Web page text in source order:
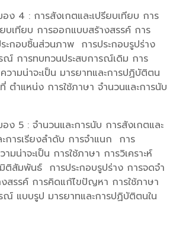
ง 4 : การสังเกตและเปรียบเทียบ การ
บเทียบ การออกแบบสร้างสรรค์ การ
ะกอบชิ้นส่วนภาพ การประกอบรูปร่าง
ณ์ การทบทวนประสบการณ์เดิม การ
วามน่าจะเป็น มารยาทและการปฏิบัติตน
ตำแหน่ง การใช้ภาษา จำนวนและการนับ
ง 5 : จำนวนและการนับ การสังเกตและ
การเรียงลำดับ การจำแนก การ
มน่าจะเป็น การใช้ภาษา การวิเคราะห์
ติสัมพันธ์ การประกอบรูปร่าง การจดจำ
สรรค์ การคิดแก้ไขปัญหา การใช้ภาษา
ณ์ แบบรูป มารยาทและการปฏิบัติตนใน